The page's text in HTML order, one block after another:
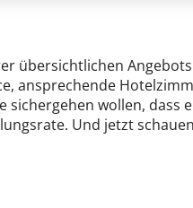
übersichtlichen
ansprechende
sichergehen wollen, dass
Und jetzt